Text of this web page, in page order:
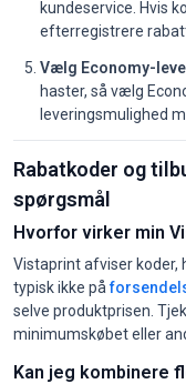
kundeservice. Hvis
efterregistrere
Vælg Economy-
haster, så vælg
leveringsmulighed
Rabatkoder og
spørgsmål
Hvorfor virker min
Vistaprint afviser koder,
typisk ikke på
selve produktprisen.
minimumskøbet eller
Kan jeg kombinere